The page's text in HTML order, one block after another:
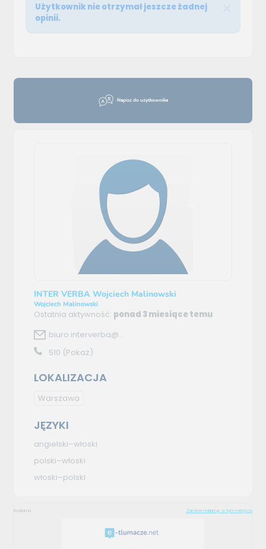
Napisz do użytkownika
INTER VERBA Wojciech Malinowski
Wojciech Malinowski
Ostatnia aktywność: ponad 3 miesiące temu
biuro.interverba@...
510 (Pokaż)
LOKALIZACJA
Warszawa
JĘZYKI
angielski–włoski
polski–włoski
włoski–polski
Reklama Zamów reklamę w tym miejscu
Użytkownik nie otrzymał jeszcze żadnej
opinii.